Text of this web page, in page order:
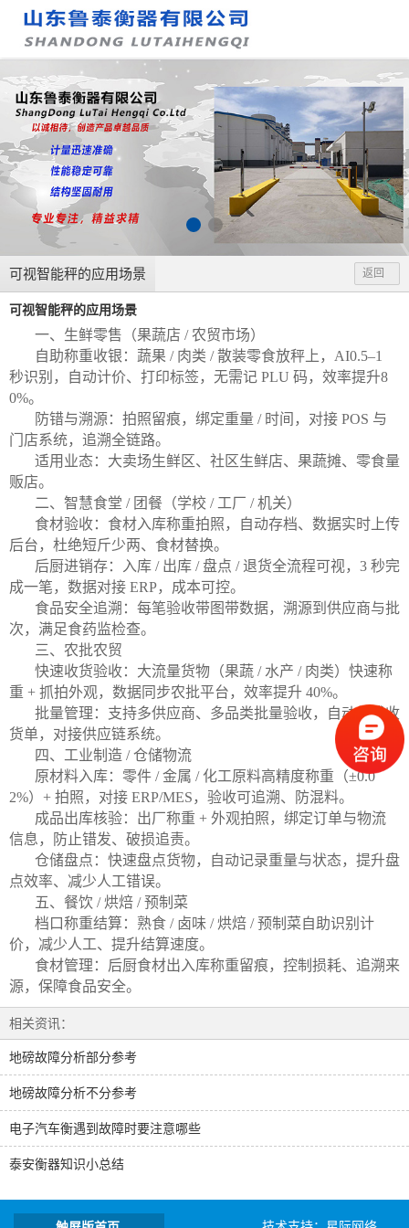
可视智能秤的应用场景 返回
可视智能秤的应用场景
一、生鲜零售（果蔬店 / 农贸市场）
自助称重收银：蔬果 / 肉类 / 散装零食放秤上，AI0.5–1
秒识别，自动计价、打印标签，无需记 PLU 码，效率提升8
0%。
防错与溯源：拍照留痕，绑定重量 / 时间，对接 POS 与
门店系统，追溯全链路。
适用业态：大卖场生鲜区、社区生鲜店、果蔬摊、零食量
贩店。
二、智慧食堂 / 团餐（学校 / 工厂 / 机关）
食材验收：食材入库称重拍照，自动存档、数据实时上传
后台，杜绝短斤少两、食材替换。
后厨进销存：入库 / 出库 / 盘点 / 退货全流程可视，3 秒完
成一笔，数据对接 ERP，成本可控。
食品安全追溯：每笔验收带图带数据，溯源到供应商与批
次，满足食药监检查。
三、农批农贸
快速收货验收：大流量货物（果蔬 / 水产 / 肉类）快速称
重 + 抓拍外观，数据同步农批平台，效率提升 40%。
批量管理：支持多供应商、多品类批量验收，自动生成收
货单，对接供应链系统。
四、工业制造 / 仓储物流
原材料入库：零件 / 金属 / 化工原料高精度称重（±0.0
2%）+ 拍照，对接 ERP/MES，验收可追溯、防混料。
成品出库核验：出厂称重 + 外观拍照，绑定订单与物流
信息，防止错发、破损追责。
仓储盘点：快速盘点货物，自动记录重量与状态，提升盘
点效率、减少人工错误。
五、餐饮 / 烘焙 / 预制菜
档口称重结算：熟食 / 卤味 / 烘焙 / 预制菜自助识别计
价，减少人工、提升结算速度。
食材管理：后厨食材出入库称重留痕，控制损耗、追溯来
源，保障食品安全。
相关资讯：
地磅故障分析部分参考
地磅故障分析不分参考
电子汽车衡遇到故障时要注意哪些
泰安衡器知识小总结